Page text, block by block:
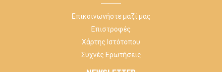
Επικοινωνήστε μαζί μας
Επιστροφές
Χάρτης Ιστότοπου
Συχνές Ερωτήσεις